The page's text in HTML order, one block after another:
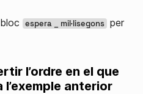
espera _ mil·lisegons per
l’ordre en el que
l’exemple anterior